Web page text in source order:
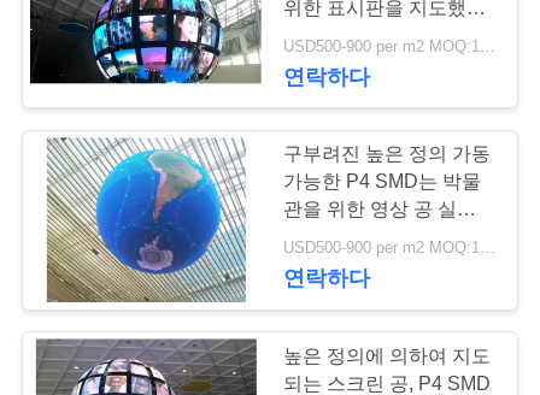
무대 스크린 Led
27
Smd 모듈 제플린
위한 표시판을 지도했습
니다
USD500-900 per m2 MOQ:1 Sq.M
연락하다
구부려진 높은 정의 가동
가능한 P4 SMD는 박물
관을 위한 영상 공 실내
지도한 광고 스크린을 지
도했습니다
USD500-900 per m2 MOQ:1 Sq.M
연락하다
높은 정의에 의하여 지도
되는 스크린 공, P4 SMD